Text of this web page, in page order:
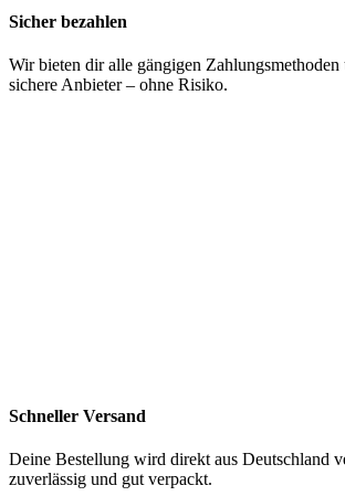
Sicher bezahlen
Wir bieten dir alle gängigen Zahlungsmethoden
sichere Anbieter – ohne Risiko.
Schneller Versand
Deine Bestellung wird direkt aus Deutschland
zuverlässig und gut verpackt.